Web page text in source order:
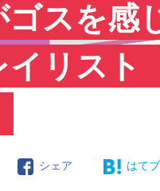
スを感
リスト
シェア はてブ